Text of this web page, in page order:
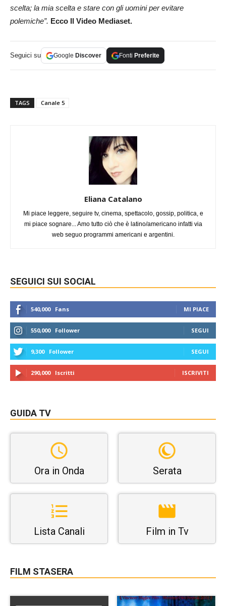
scelta; la mia scelta e stare con gli uomini per evitare
polemiche”. Ecco Il Video Mediaset.
Seguici su Google Discover Fonti Preferite
TAGS Canale 5
Eliana Catalano
Mi piace leggere, seguire tv, cinema, spettacolo, gossip, politica, e
mi piace sognare... Amo tutto ciò che è latino/americano infatti via
web seguo programmi americani e argentini.
SEGUICI SUI SOCIAL
540,000 Fans MI PIACE
550,000 Follower SEGUI
9,300 Follower SEGUI
290,000 Iscritti ISCRIVITI
GUIDA TV
Ora in Onda Serata
Lista Canali Film in Tv
FILM STASERA